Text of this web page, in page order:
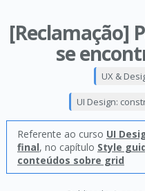
[Reclamação]
se
UX &
UI Design:
Referente ao curso UI
final, no capítulo Style
conteúdos sobre grid